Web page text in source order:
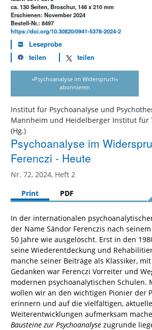
ca. 130 Seiten, Broschur, 148 x 210 mm
Erschienen: November 2024
Bestell-Nr.: 8497
https://doi.org/10.30820/0941-5378-2024-2
Leseprobe
teilen
teilen
»Psychoanalyse im Widerspruch«
abonnieren
Institut für Psychoanalyse und
Mannheim und Heidelberger Institut für
(Hg.)
Psychoanalyse im
Ferenczi - Heute
Nr. 72, 2024, Heft 2
Print
PDF
In der internationalen
der Name Sándor Ferenczis nach
50 Jahre wie ausgelöscht. Erst in den
seine Wiederentdeckung und
manche seiner Beiträge als Klassiker,
Gedanken war Ferenczi Vorreiter und
modernen psychoanalytischen Schulen.
wollen wir an den wichtigen Pionier der
erinnern und auf die vielfältigen,
Weiterentwicklungen aufmerksam
Bausteine zur Psychoanalyse zugrunde